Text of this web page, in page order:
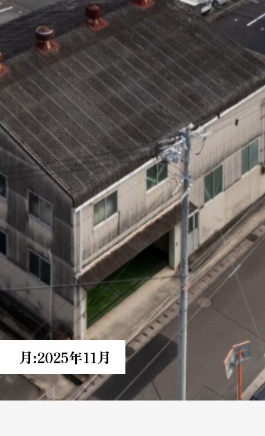
月:2025年11月